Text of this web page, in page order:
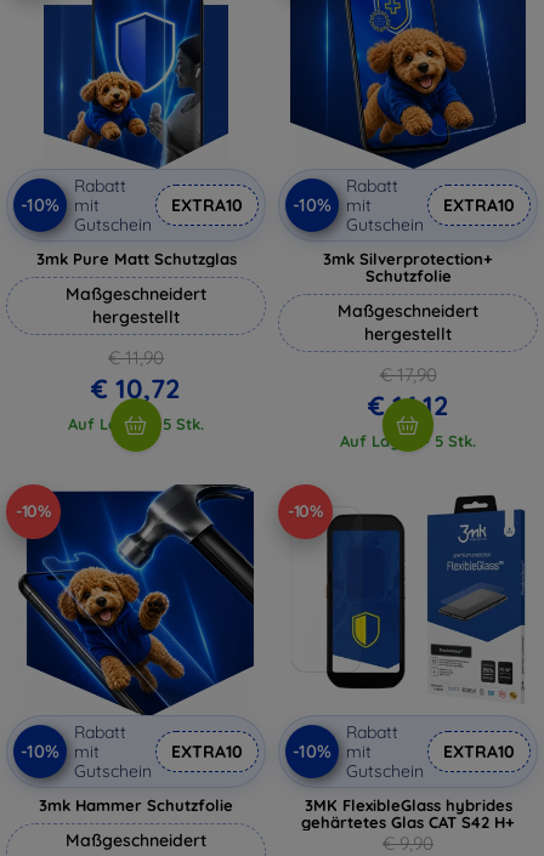
-10%
Rabatt
mit
Gutschein
EXTRA10
3mk Pure Matt Schutzglas
Maßgeschneidert
hergestellt
€ 11,90
€ 10,72
Auf Lager > 5 Stk.
-10%
Rabatt
mit
Gutschein
EXTRA10
3mk Silverprotection+
Schutzfolie
Maßgeschneidert
hergestellt
€ 17,90
€ 16,12
Auf Lager > 5 Stk.
-10%
-10%
Rabatt
mit
Gutschein
EXTRA10
3mk Hammer Schutzfolie
Maßgeschneidert
-10%
-10%
Rabatt
mit
Gutschein
EXTRA10
3MK FlexibleGlass hybrides
gehärtetes Glas CAT S42 H+
€ 9,90